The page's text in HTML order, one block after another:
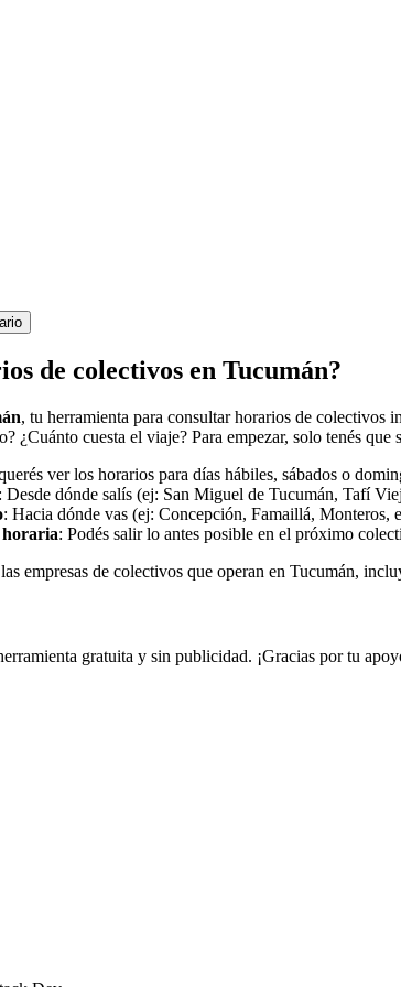
de colectivos en Tucumán?
, tu herramienta para consultar horarios de colectivos
¿Cuánto cuesta el viaje? Para empezar, solo tenés que
ver los horarios para días hábiles, sábados o
: Desde dónde salís (ej: San Miguel de Tucumán, Tafí
: Hacia dónde vas (ej: Concepción, Famaillá, Monteros,
: Podés salir lo antes posible en el próximo
empresas de colectivos que operan en Tucumán,
gratuita y sin publicidad. ¡Gracias por tu